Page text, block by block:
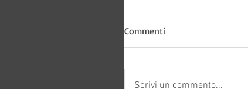
Commenti
Scrivi un commento...